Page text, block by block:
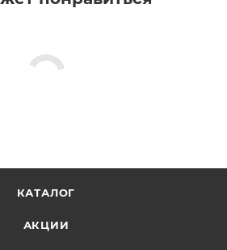
КАТАЛОГ
АКЦИИ